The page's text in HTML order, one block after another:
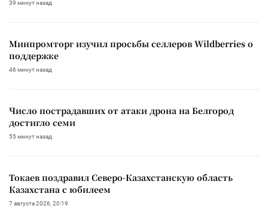
39 минут назад
Минпромторг изучил просьбы селлеров Wildberries о
поддержке
46 минут назад
Число пострадавших от атаки дрона на Белгород
достигло семи
55 минут назад
Токаев поздравил Северо-Казахстанскую область
Казахстана с юбилеем
7 августа 2026, 20:19